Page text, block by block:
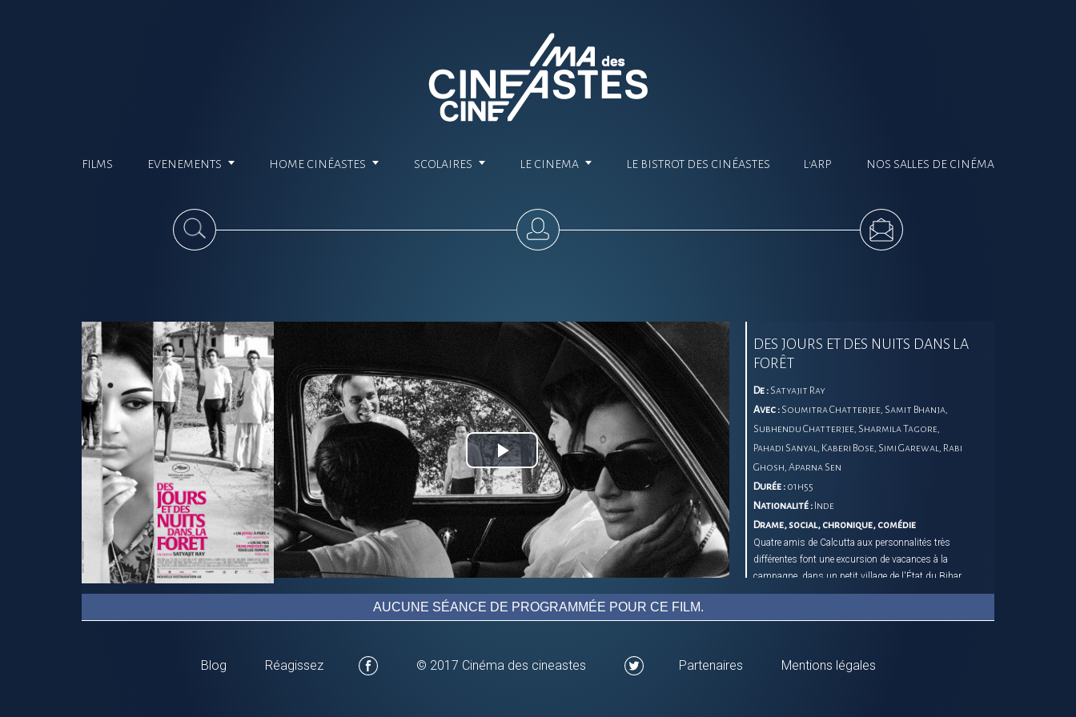
FILMS EVENEMENTS HOME CINÉASTES SCOLAIRES LE CINEMA LE BISTROT DES CINÉASTES L'ARP NOS SALLES DE CINÉMA
Play
Video
DES JOURS ET DES NUITS DANS LA
FORÊT
De : Satyajit Ray
Avec : Soumitra Chatterjee, Samit Bhanja,
Subhendu Chatterjee, Sharmila Tagore,
Pahadi Sanyal, Kaberi Bose, Simi Garewal, Rabi
Ghosh, Aparna Sen
Durée : 01h55
Nationalité : Inde
Drame, social, chronique, comédie
Quatre amis de Calcutta aux personnalités très
différentes font une excursion de vacances à la
campagne, dans un petit village de l'État du Bihar
où ils s'installent dans un bungalow. Une série
AUCUNE SÉANCE DE PROGRAMMÉE POUR CE FILM.
Blog Réagissez © 2017 Cinéma des cineastes Partenaires Mentions légales